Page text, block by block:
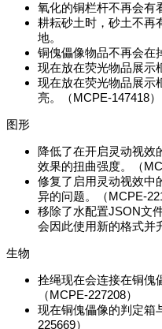
氧化的铜栏杆不再会有
耕耘砂土时，砂土不再
地。
铜傀儡像物品不再会在
现在放在荧光物品展示
现在放在荧光物品展示
亮。（ MCPE-147418）
图形
降低了在开启灵动视效
效果的扭曲强度。（
修复了启用 灵动视效中
异的问题。（ MCPE-
移除了水配置JSON文
会因此使用新的格式并
生物
拴绳现在会连接在铜傀
（ MCPE-227208）
现在铜傀儡像的判定箱
225669）